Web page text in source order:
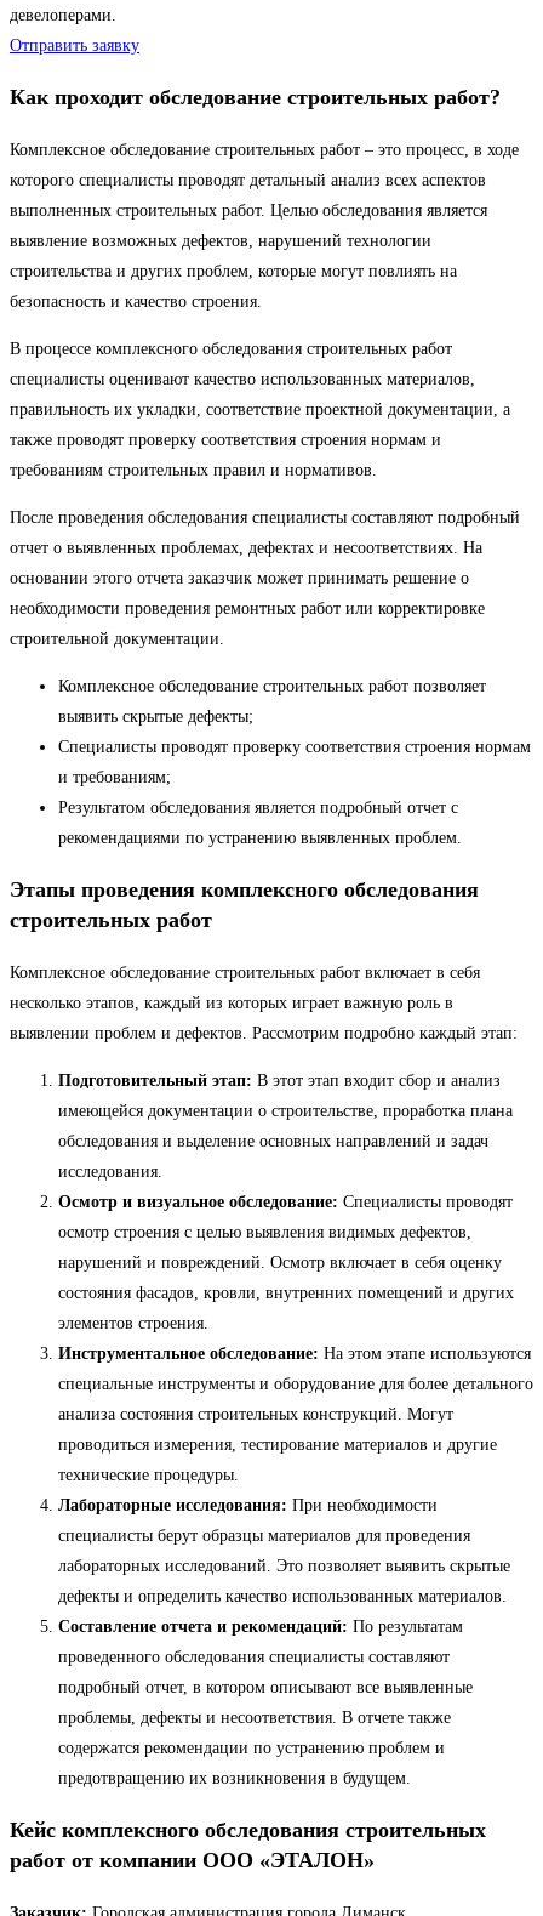
девелоперами.
Отправить заявку
Как проходит обследование строительных работ?
Комплексное обследование строительных работ – это процесс, в ходе
которого специалисты проводят детальный анализ всех аспектов
выполненных строительных работ. Целью обследования является
выявление возможных дефектов, нарушений технологии
строительства и других проблем, которые могут повлиять на
безопасность и качество строения.
В процессе комплексного обследования строительных работ
специалисты оценивают качество использованных материалов,
правильность их укладки, соответствие проектной документации, а
также проводят проверку соответствия строения нормам и
требованиям строительных правил и нормативов.
После проведения обследования специалисты составляют подробный
отчет о выявленных проблемах, дефектах и несоответствиях. На
основании этого отчета заказчик может принимать решение о
необходимости проведения ремонтных работ или корректировке
строительной документации.
Комплексное обследование строительных работ позволяет
выявить скрытые дефекты;
Специалисты проводят проверку соответствия строения нормам
и требованиям;
Результатом обследования является подробный отчет с
рекомендациями по устранению выявленных проблем.
Этапы проведения комплексного обследования
строительных работ
Комплексное обследование строительных работ включает в себя
несколько этапов, каждый из которых играет важную роль в
выявлении проблем и дефектов. Рассмотрим подробно каждый этап:
Подготовительный этап: В этот этап входит сбор и анализ
имеющейся документации о строительстве, проработка плана
обследования и выделение основных направлений и задач
исследования.
Осмотр и визуальное обследование: Специалисты проводят
осмотр строения с целью выявления видимых дефектов,
нарушений и повреждений. Осмотр включает в себя оценку
состояния фасадов, кровли, внутренних помещений и других
элементов строения.
Инструментальное обследование: На этом этапе используются
специальные инструменты и оборудование для более детального
анализа состояния строительных конструкций. Могут
проводиться измерения, тестирование материалов и другие
технические процедуры.
Лабораторные исследования: При необходимости
специалисты берут образцы материалов для проведения
лабораторных исследований. Это позволяет выявить скрытые
дефекты и определить качество использованных материалов.
Составление отчета и рекомендаций: По результатам
проведенного обследования специалисты составляют
подробный отчет, в котором описывают все выявленные
проблемы, дефекты и несоответствия. В отчете также
содержатся рекомендации по устранению проблем и
предотвращению их возникновения в будущем.
Кейс комплексного обследования строительных
работ от компании ООО «ЭТАЛОН»